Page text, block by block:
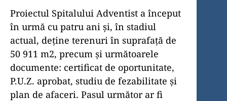
Proiectul Spitalului Adventist a început
în urmă cu patru ani și, în stadiul
actual, deține terenuri în suprafață de
50 911 m2, precum și următoarele
documente: certificat de oportunitate,
P.U.Z. aprobat, studiu de fezabilitate și
plan de afaceri. Pasul următor ar fi